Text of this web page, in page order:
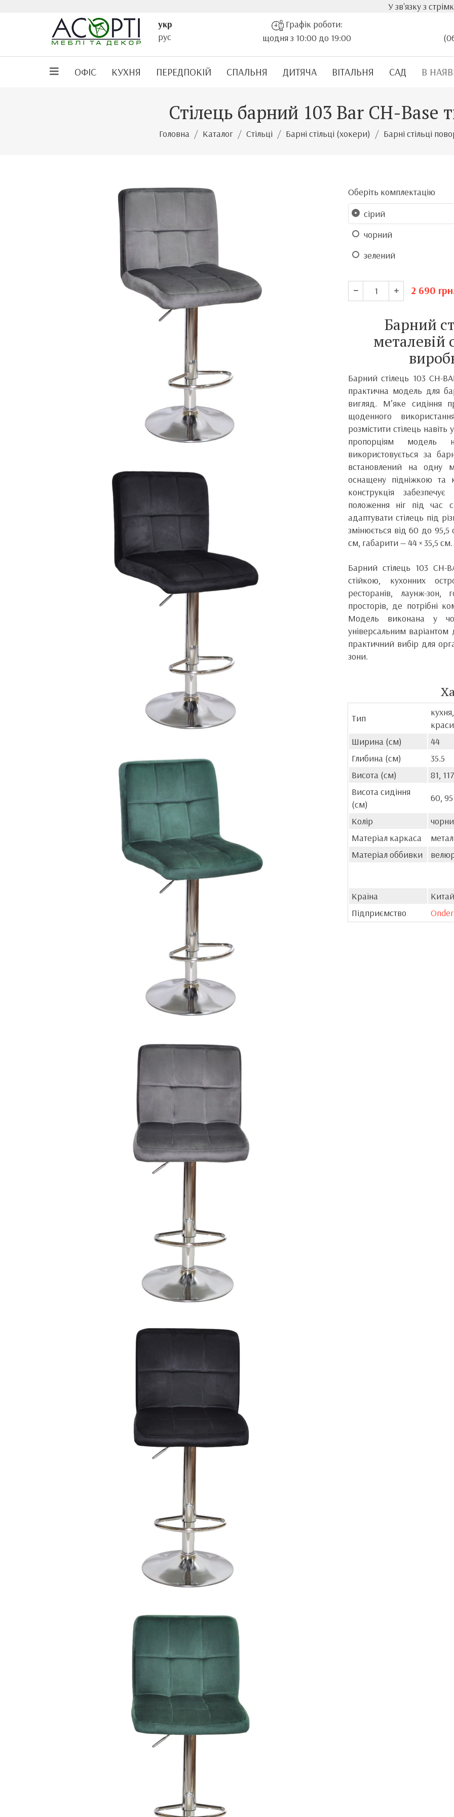
У зв'язку з стрімким
укр
рус
Графік роботи:
щодня з 10:00 до 19:00
ОФІС КУХНЯ ПЕРЕДПОКІЙ СПАЛЬНЯ ДИТЯЧА ВІТАЛЬНЯ САД В
Стілець барний 103 Bar CH-Base
Головна Каталог Стільці Барні стільці (хокери) Барні стільці
Оберіть комплектацію
сірий
чорний
зелений
2 690
Барний
металевій
Барний стілець 103 CH-
практична модель для
вигляд. М’яке сидіння
щоденного
розмістити стілець
пропорціям модель
використовується за
встановлений на одну
оснащену підніжкою
конструкція
положення ніг під час
адаптувати стілець під
змінюється від 60 до 95,5
см, габарити — 44 × 35,5 см.
Барний стілець 103 CH-
стійкою, кухонних
ресторанів, лаунж-зон,
просторів, де потрібні
Модель виконана у
універсальним варіантом
практичний вибір для
зони.
Тип
краси
Ширина (см)
44
Глибина (см)
35.5
Висота (см)
81, 117
Висота сидіння
(см)
60, 95
Колір
Матеріал каркаса
метал
Матеріал оббивки
Країна
Китай
Підприємство